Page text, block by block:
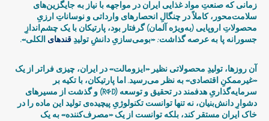
زمانی که صنعتِ مواد غذایی ایران در مواجهه با نیاز به جایگزین‌های
سلامت‌محور، کاملاً در چنگالِ انحصارهای وارداتی و نوساناتِ ارزیِ
محصولاتِ اروپایی (به‌ویژه آلمان) گرفتار بود، پارتیکان با یک چشم‌اندازِ
جسورانه پا به عرصه گذاشت: «بومی‌سازیِ دانشِ تولیدِ قندهای الکلی».
آن روزها، تولیدِ محصولاتی نظیر «ایزومالت» در ایران، چیزی فراتر از یک
«غیرممکنِ اقتصادی» به نظر می‌رسید. اما پارتیکان، با تکیه بر
سرمایه‌گذاریِ هدفمند در تحقیق و توسعه (R&D) و گذشت از مسیرهای
دشوارِ دانش‌بنیان، نه تنها توانست تکنولوژیِ پیچیده‌ی تولید این ماده را در
خاک ایران مستقر کند، بلکه توانست از یک «مصرف‌کننده» به یک